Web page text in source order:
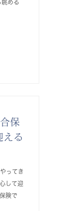
眺める
保
える
ってき
して迎
険で